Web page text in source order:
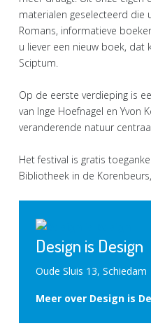
materialen geselecteerd die
Romans, informatieve
u liever een nieuw boek, dat
Sciptum.
Op de eerste verdieping is
van Inge Hoefnagel en Yvon
veranderende natuur
Het festival is gratis
Bibliotheek in de
Design is Design
Oude Sluis 13, Schiedam
Meer over Design is